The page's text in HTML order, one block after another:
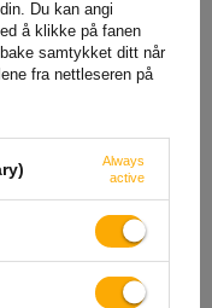
BSCHG 20-A
for tilhengerfeste /
for tilhengerside
Du kan angi
å klikke på fanen
samtykket ditt når
fra nettleseren på
Always
active